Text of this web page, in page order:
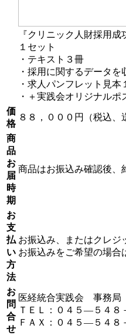
『クリニック人財採用成
１セット
・テキスト３冊
・採用に関するデータ
・求人パンフレット見本
・＋実践会オリジナルポ
価
格
８８，０００円（税込、
商
品
お
届
時
期
商品はお振込み確認後、
お
支
払
い
方
法
お振込み、またはクレジ
お振込みをご希望の場合
お
問
合
せ
医経統合実践会 事務局
ＴＥＬ：０４５―５４８
ＦＡＸ：０４５―５４８